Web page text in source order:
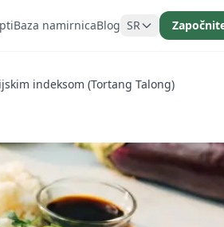
Baza namirnicaBlog SR
indeksom (Tortang Talong)